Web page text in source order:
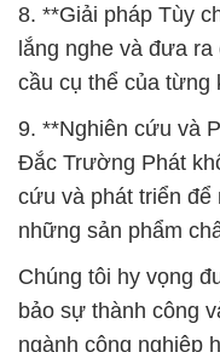
8. **Giải pháp Tùy
lắng nghe và đưa ra
cầu cụ thể của từng
9. **Nghiên cứu và
Đắc Trường Phát
cứu và phát triển để
những sản phẩm
Chúng tôi hy vọng
bảo sự thành công
ngành công nghiệp